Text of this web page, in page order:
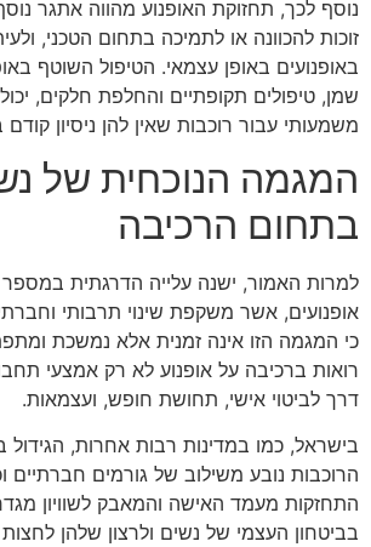
נוסף לכך, תחזוקת האופנוע מהווה אתגר
זוכות להכוונה או לתמיכה בתחום הטכני,
באופנועים באופן עצמאי. הטיפול השוטף
שמן, טיפולים תקופתיים והחלפת חלקים,
משמעותי עבור רוכבות שאין להן ניסיון
המגמה הנוכחית של
בתחום הרכיבה
למרות האמור, ישנה עלייה הדרגתית
אופנועים, אשר משקפת שינוי תרבותי
כי המגמה הזו אינה זמנית אלא נמשכת
רואות ברכיבה על אופנוע לא רק אמצעי
דרך לביטוי אישי, תחושת חופש, ועצמאות.
בישראל, כמו במדינות רבות אחרות,
הרוכבות נובע משילוב של גורמים חברתיים
התחזקות מעמד האישה והמאבק לשוויון
בביטחון העצמי של נשים ולרצון שלהן לחצות